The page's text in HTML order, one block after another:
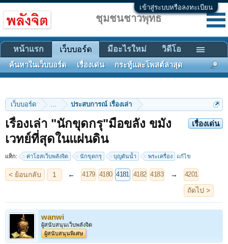
เข้าสู่ระบบหรือลงทะเบียน
เว็บบอร์ด ... ประสบการณ์ เรื่องเล่า
เรื่องเด่น
เรื่องเล่า "นักขุดกรุ"มือขลัง ขมัง
เวทย์ที่สุดในแผ่นดิน
แท็ก: ค่าโฮสเว็บพลังจิต นักขุดกรุ บุญต้นน้ำ พระเครื่อง แก้ไข
< ย้อนกลับ 1 4179 4180 4181 4182 4183 → 4201
wanwi
ผู้สนับสนุนเว็บพลังจิต
ผู้สนับสนุนพิเศษ
ชุมชนชาวพุทธ
หน้าแรก เว็บบอร์ด
ค้นหาในเว็บบอร์ด เรื่องเด่น กระทู้และโพสต์ล่าสุด
มีอะไรใหม่ วิดีโอ